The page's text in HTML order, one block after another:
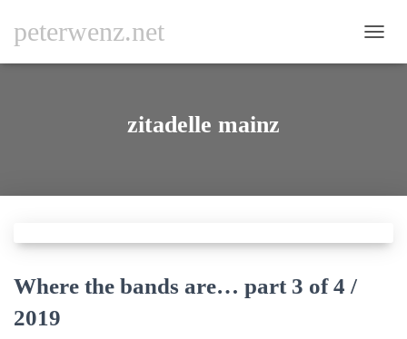
peterwenz.net
zitadelle mainz
Where the bands are… part 3 of 4 /
2019